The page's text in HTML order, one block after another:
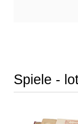
Spiele -